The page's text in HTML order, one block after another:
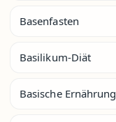
Basenfasten
Basilikum-Diät
Basische Ernährung